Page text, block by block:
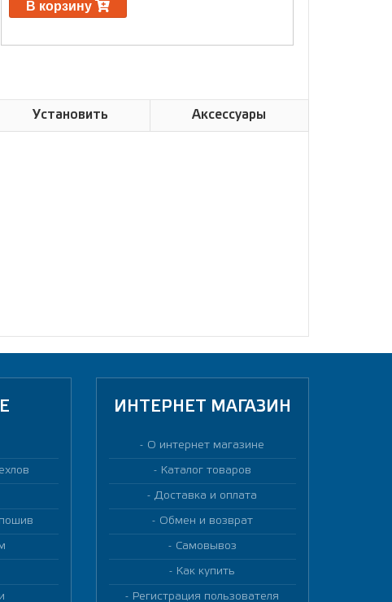
В корзину
Установить Аксессуары
ИНТЕРНЕТ МАГАЗИН
О интернет магазине
Каталог товаров
Доставка и оплата
Обмен и возврат
Самовывоз
Как купить
Регистрация пользователя